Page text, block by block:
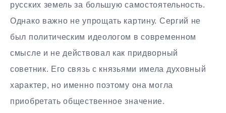
русских земель за большую самостоятельность.
Однако важно не упрощать картину. Сергий не
был политическим идеологом в современном
смысле и не действовал как придворный
советник. Его связь с князьями имела духовный
характер, но именно поэтому она могла
приобретать общественное значение.